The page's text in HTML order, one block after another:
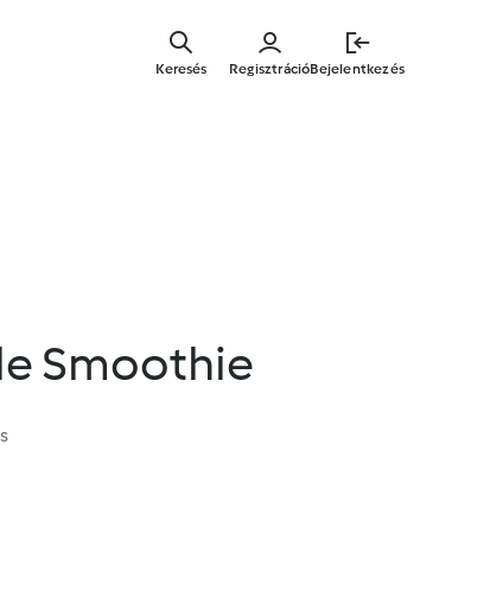
fő
RegisztrációBejelentkezés
Keresés
Smoothie